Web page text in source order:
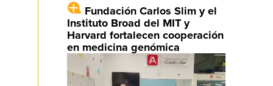
Fundación Carlos Slim y el
Instituto Broad del MIT y
Harvard fortalecen cooperación
en medicina genómica